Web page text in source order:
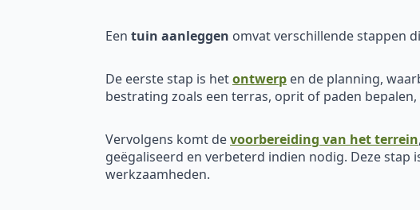
Een tuin aanleggen omvat verschillende stappen
De eerste stap is hetontwerp en de planning,
bestrating zoals een terras, oprit of paden
Vervolgens komt devoorbereiding van het terrein
geëgaliseerd en verbeterd indien nodig. Deze
werkzaamheden.